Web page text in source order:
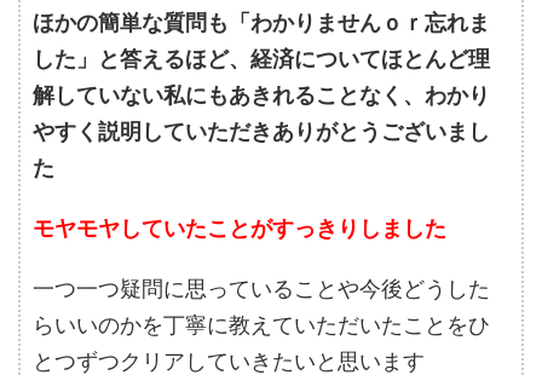
ほかの簡単な質問も「わかりませんｏｒ忘れま
した」と答えるほど、経済についてほとんど理
解していない私にもあきれることなく、わかり
やすく説明していただきありがとうございまし
た
モヤモヤしていたことがすっきりしました
一つ一つ疑問に思っていることや今後どうした
らいいのかを丁寧に教えていただいたことをひ
とつずつクリアしていきたいと思います